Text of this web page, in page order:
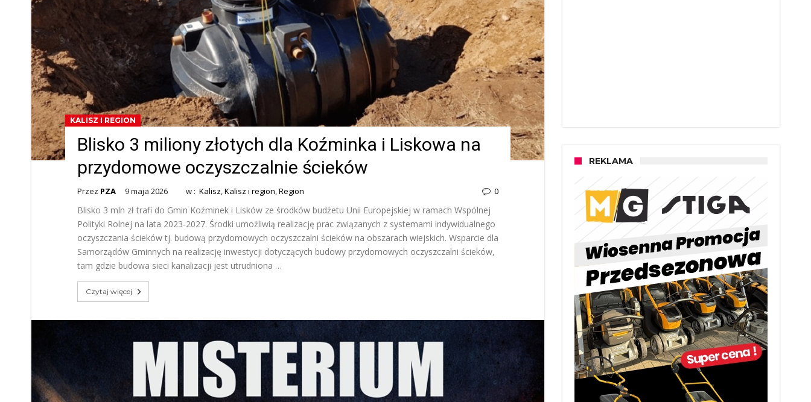
KALISZ I REGION
Blisko 3 miliony złotych dla Koźminka i Liskowa na
przydomowe oczyszczalnie ścieków
Przez PZA 9 maja 2026 w : Kalisz,Kalisz i region,Region 0
Blisko 3 mln zł trafi do Gmin Koźminek i Lisków ze środków budżetu Unii Europejskiej w ramach Wspólnej
Polityki Rolnej na lata 2023-2027. Środki umożliwią realizację prac związanych z systemami indywidualnego
oczyszczania ścieków tj. budową przydomowych oczyszczalni ścieków na obszarach wiejskich. Wsparcie dla
Samorządów Gminnych na realizację inwestycji dotyczących budowy przydomowych oczyszczalni ścieków,
tam gdzie budowa sieci kanalizacji jest utrudniona …
Czytaj więcej
REKLAMA